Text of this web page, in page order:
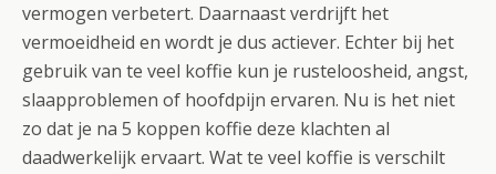
vermogen verbetert. Daarnaast verdrijft het
vermoeidheid en wordt je dus actiever. Echter bij het
gebruik van te veel koffie kun je rusteloosheid, angst,
slaapproblemen of hoofdpijn ervaren. Nu is het niet
zo dat je na 5 koppen koffie deze klachten al
daadwerkelijk ervaart. Wat te veel koffie is verschilt